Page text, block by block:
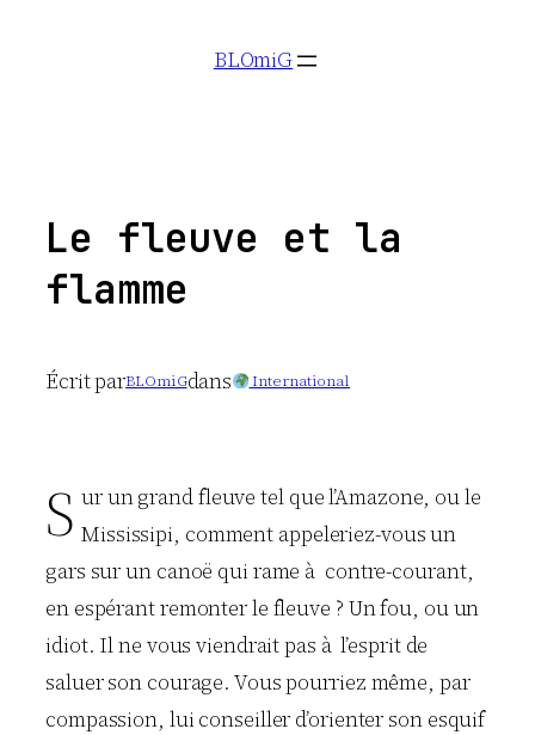
BLOmiG
Le fleuve et la
flamme
Écrit parBLOmiGdans International
S ur un grand fleuve tel que l’Amazone, ou le
Mississipi, comment appeleriez-vous un
gars sur un canoë qui rame à contre-courant,
en espérant remonter le fleuve ? Un fou, ou un
idiot. Il ne vous viendrait pas à l’esprit de
saluer son courage. Vous pourriez même, par
compassion, lui conseiller d’orienter son esquif